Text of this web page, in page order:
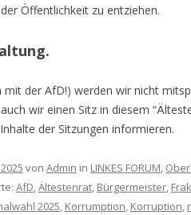
Öffentlichkeit zu entziehen.
der AfD!) werden wir nicht
wir einen Sitz in diesem
der Sitzungen informieren.
von Admin in LINKES FORUM,
AfD,Ältestenrat, Bürgermeister,
2025, Korrumption, Korruption,